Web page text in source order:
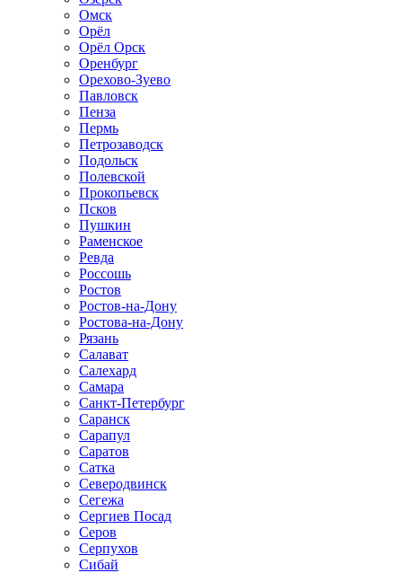
Омск
Орёл
Орёл Орск
Оренбург
Орехово-Зуево
Павловск
Пенза
Пермь
Петрозаводск
Подольск
Полевской
Прокопьевск
Псков
Пушкин
Раменское
Ревда
Россошь
Ростов
Ростов-на-Дону
Ростова-на-Дону
Рязань
Салават
Салехард
Самара
Санкт-Петербург
Саранск
Сарапул
Саратов
Сатка
Северодвинск
Сегежа
Сергиев Посад
Серов
Серпухов
Сибай